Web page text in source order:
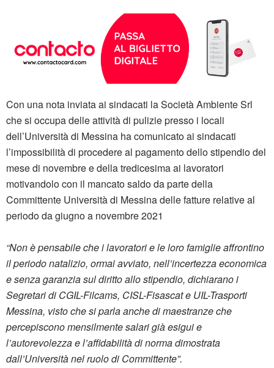
Con una nota inviata ai sindacati la Società Ambiente Srl
che si occupa delle attività di pulizie presso i locali
dell’Università di Messina ha comunicato ai sindacati
l’impossibilità di procedere al pagamento dello stipendio del
mese di novembre e della tredicesima ai lavoratori
motivandolo con il mancato saldo da parte della
Committente Università di Messina delle fatture relative al
periodo da giugno a novembre 2021
“Non è pensabile che i lavoratori e le loro famiglie affrontino
il periodo natalizio, ormai avviato, nell’incertezza economica
e senza garanzia sul diritto allo stipendio, dichiarano i
Segretari di CGIL-Filcams, CISL-Fisascat e UIL-Trasporti
Messina, visto che si parla anche di maestranze che
percepiscono mensilmente salari già esigui e
l’autorevolezza e l’affidabilità di norma dimostrata
dall’Università nel ruolo di Committente”.